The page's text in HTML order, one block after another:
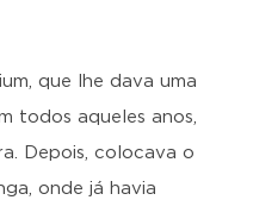
que lhe dava uma
todos aqueles anos,
Depois, colocava o
onde já havia